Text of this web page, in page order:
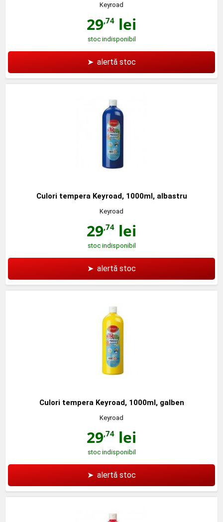
Keyroad
29,74 lei
stoc indisponibil
➤ alertă stoc
Culori tempera Keyroad, 1000ml, albastru
Keyroad
29,74 lei
stoc indisponibil
➤ alertă stoc
Culori tempera Keyroad, 1000ml, galben
Keyroad
29,74 lei
stoc indisponibil
➤ alertă stoc